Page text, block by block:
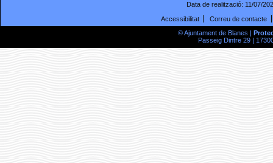
Data de realització: 11/07/
Accessibilitat
Correu de contacte
© Ajuntament de Blanes |
Passeig Dintre 29 |